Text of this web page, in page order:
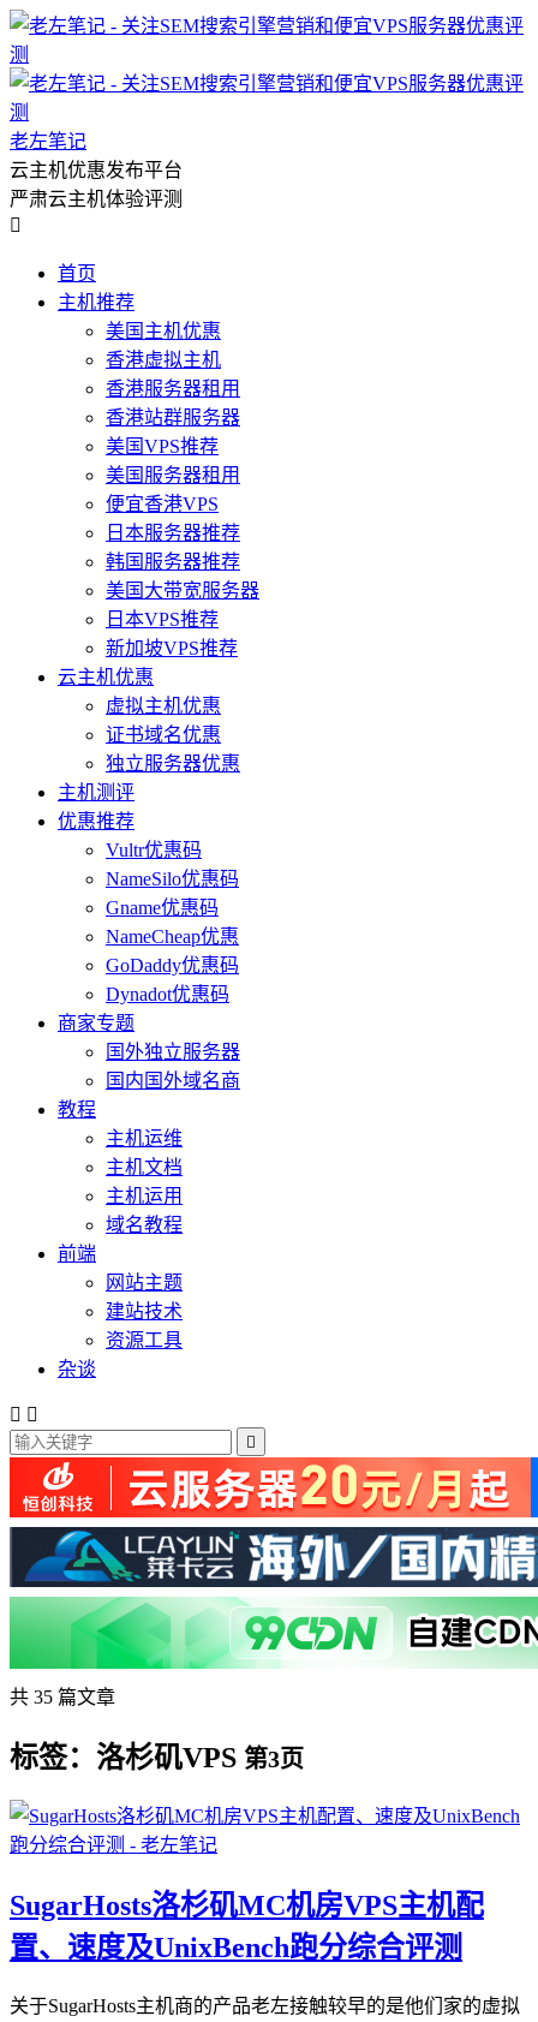
老左笔记
云主机优惠发布平台
严肃云主机体验评测

首页
主机推荐
美国主机优惠
香港虚拟主机
香港服务器租用
香港站群服务器
美国VPS推荐
美国服务器租用
便宜香港VPS
日本服务器推荐
韩国服务器推荐
美国大带宽服务器
日本VPS推荐
新加坡VPS推荐
云主机优惠
虚拟主机优惠
证书域名优惠
独立服务器优惠
主机测评
优惠推荐
Vultr优惠码
NameSilo优惠码
Gname优惠码
NameCheap优惠
GoDaddy优惠码
Dynadot优惠码
商家专题
国外独立服务器
国内国外域名商
教程
主机运维
主机文档
主机运用
域名教程
前端
网站主题
建站技术
资源工具
杂谈
 

共 35 篇文章
标签：洛杉矶VPS 第3页
SugarHosts洛杉矶MC机房VPS主机配
置、速度及UnixBench跑分综合评测
关于SugarHosts主机商的产品老左接触较早的是他们家的虚拟